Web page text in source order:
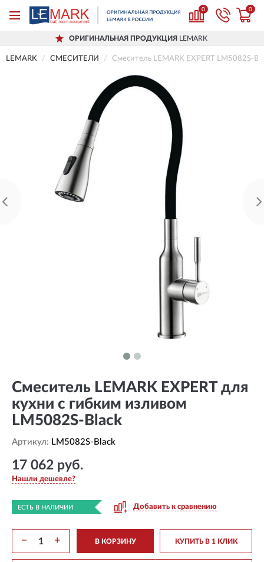
0 0
ОРИГИНАЛЬНАЯ ПРОДУКЦИЯ LEMARK
LEMARK СМЕСИТЕЛИ Смеситель LEMARK EXPERT LM5082S-
Смеситель LEMARK EXPERT для
кухни с гибким изливом
LM5082S-Black
Артикул: LM5082S-Black
17 062 руб.
Нашли дешевле?
ЕСТЬ В НАЛИЧИИ Добавить к сравнению
− + В КОРЗИНУ КУПИТЬ В 1 КЛИК